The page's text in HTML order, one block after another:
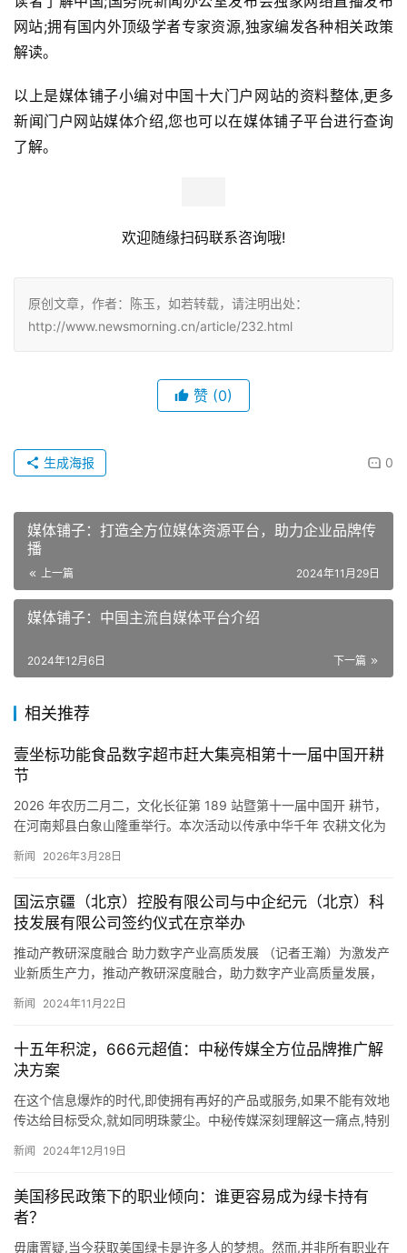
网站;拥有国内外顶级学者专家资源,独家编发各种相关政策
解读。
以上是媒体铺子小编对中国十大门户网站的资料整体,更多
新闻门户网站媒体介绍,您也可以在媒体铺子平台进行查询
了解。
欢迎随缘扫码联系咨询哦!
原创文章，作者：陈玉，如若转载，请注明出处：
http://www.newsmorning.cn/article/232.html
赞 (0)
0
生成海报
媒体铺子：打造全方位媒体资源平台，助力企业品牌传
播
上一篇 2024年11月29日
媒体铺子：中国主流自媒体平台介绍
下一篇
2024年12月6日
相关推荐
壹坐标功能食品数字超市赶大集亮相第十一届中国开耕
节
2026 年农历二月二，文化长征第 189 站暨第十一届中国开 耕节，
在河南郏县白象山隆重举行。本次活动以传承中华千年 农耕文化为
新闻 2026年3月28日
国沄京疆（北京）控股有限公司与中企纪元（北京）科
技发展有限公司签约仪式在京举办
推动产教研深度融合 助力数字产业高质发展 （记者王瀚）为激发产
业新质生产力，推动产教研深度融合，助力数字产业高质量发展，
新闻 2024年11月22日
十五年积淀，666元超值：中秘传媒全方位品牌推广解
决方案
在这个信息爆炸的时代,即使拥有再好的产品或服务,如果不能有效地
传达给目标受众,就如同明珠蒙尘。中秘传媒深刻理解这一痛点,特别
新闻 2024年12月19日
美国移民政策下的职业倾向：谁更容易成为绿卡持有
者？
毋庸置疑,当今获取美国绿卡是许多人的梦想。然而,并非所有职业在